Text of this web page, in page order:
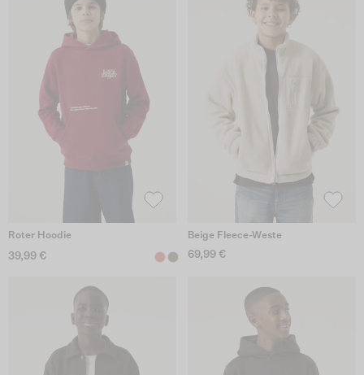
Roter Hoodie
39,99 €
Beige Fleece-Weste
69,99 €